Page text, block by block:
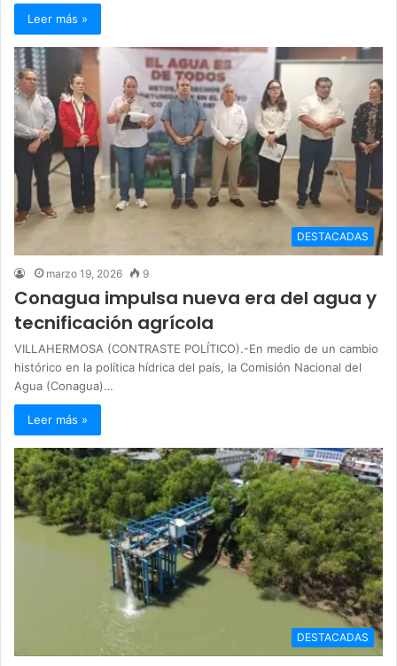
Leer más »
DESTACADAS
marzo 19, 2026 9
Conagua impulsa nueva era del agua y
tecnificación agrícola
VILLAHERMOSA (CONTRASTE POLÍTICO).-En medio de un cambio
histórico en la política hídrica del país, la Comisión Nacional del
Agua (Conagua)…
Leer más »
DESTACADAS